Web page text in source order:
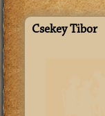
Csekey Tibor